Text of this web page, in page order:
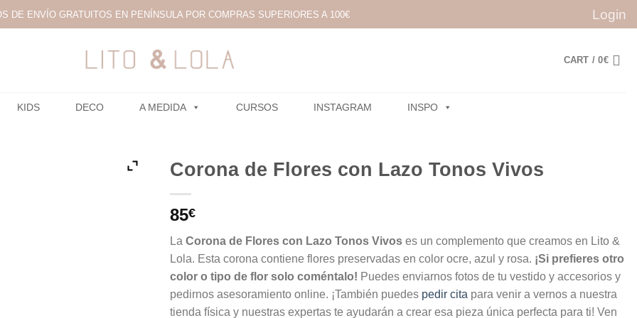
DE ENVÍO GRATUITOS EN PENÍNSULA POR COMPRAS SUPERIORES A 100€ Login
CART /0€
KIDS DECO A MEDIDA CURSOS INSTAGRAM INSPO
Corona de Flores con Lazo Tonos Vivos
85€
La Corona de Flores con Lazo Tonos Vivos es un complemento que creamos en Lito &
Lola. Esta corona contiene flores preservadas en color ocre, azul y rosa. ¡Si prefieres otro
color o tipo de flor solo coméntalo! Puedes enviarnos fotos de tu vestido y accesorios y
pedirnos asesoramiento online. ¡También puedes pedir cita para venir a vernos a nuestra
tienda física y nuestras expertas te ayudarán a crear esa pieza única perfecta para ti! Ven